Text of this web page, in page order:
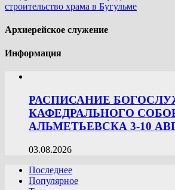
строительство храма в Бугульме
Архиерейское служение
Информация
РАСПИСАНИЕ
КАФЕДРАЛЬНОГО
АЛЬМЕТЬЕВСКА 3-10
03.08.2026
Последнее
Популярное